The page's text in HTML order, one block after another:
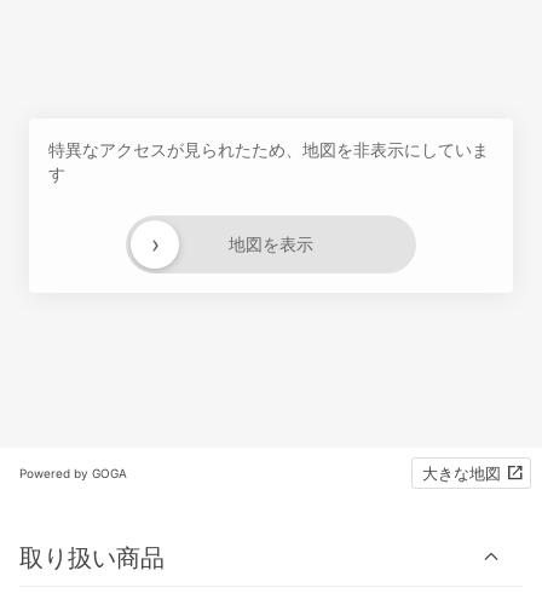
特異なアクセスが見られたため、地図を非表示にしていま
す
地図を表示
›
Powered by GOGA 大きな地図
取り扱い商品